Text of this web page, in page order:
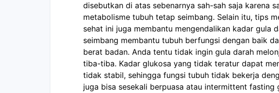
disebutkan di atas sebenarnya sah-sah saja karena
metabolisme tubuh tetap seimbang. Selain itu, tips
sehat ini juga membantu mengendalikan kadar gula
seimbang membantu tubuh berfungsi dengan baik
berat badan. Anda tentu tidak ingin gula darah
tiba-tiba. Kadar glukosa yang tidak teratur dapat
tidak stabil, sehingga fungsi tubuh tidak bekerja
juga bisa sesekali berpuasa atau intermittent fasting